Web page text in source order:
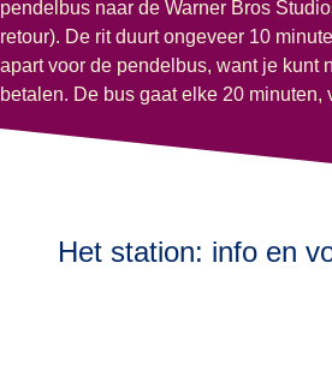
pendelbus naar de Warner Bros
retour). De rit duurt ongeveer 10
apart voor de pendelbus, want je kunt
betalen. De bus gaat elke 20 minuten,
Het station: info en